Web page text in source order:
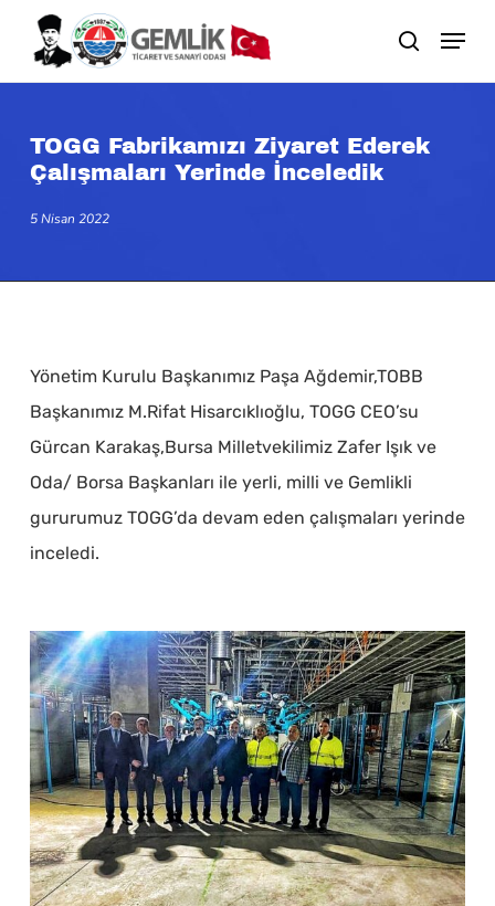
main
search
TOGG Fabrikamızı Ziyaret Ederek
Çalışmaları Yerinde İnceledik
5 Nisan 2022
Yönetim Kurulu Başkanımız Paşa Ağdemir,TOBB
Başkanımız M.Rifat Hisarcıklıoğlu, TOGG CEO’su
Gürcan Karakaş,Bursa Milletvekilimiz Zafer Işık ve
Oda/ Borsa Başkanları ile yerli, milli ve Gemlikli
gururumuz TOGG’da devam eden çalışmaları yerinde
inceledi.